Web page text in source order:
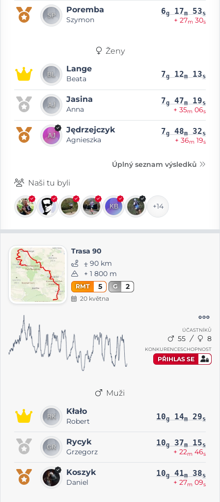
Poremba
Szymon
6g 17m 53s
+ 27m 30s
Ženy
Lange
Beata 7g 12m 13s
Jasina
Anna
7g 47m 19s
+ 35m 06s
Jędrzejczyk
Agnieszka
7g 48m 32s
+ 36m 19s
Úplný seznam výsledků
Naši tu byli
+14
Trasa 90
⨦ 90 km
+ 1 800 m
RMT 5 G 2
20 května
ÚČASTNÍKŮ
55 8
KONKURENCESCHOPNOST
PŘIHLAS SE
Muži
Kłało
Robert 10g 14m 29s
Rycyk
Grzegorz
10g 37m 15s
+ 22m 46s
Koszyk
Daniel
10g 41m 38s
+ 27m 09s